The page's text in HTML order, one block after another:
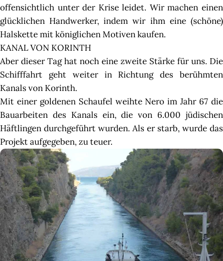
offensichtlich unter der Krise leidet. Wir machen einen
glücklichen Handwerker, indem wir ihm eine (schöne)
Halskette mit königlichen Motiven kaufen.
KANAL VON KORINTH
Aber dieser Tag hat noch eine zweite Stärke für uns. Die
Schifffahrt geht weiter in Richtung des berühmten
Kanals von Korinth.
Mit einer goldenen Schaufel weihte Nero im Jahr 67 die
Bauarbeiten des Kanals ein, die von 6.000 jüdischen
Häftlingen durchgeführt wurden. Als er starb, wurde das
Projekt aufgegeben, zu teuer.